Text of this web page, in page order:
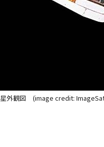
外観図 (image credit: